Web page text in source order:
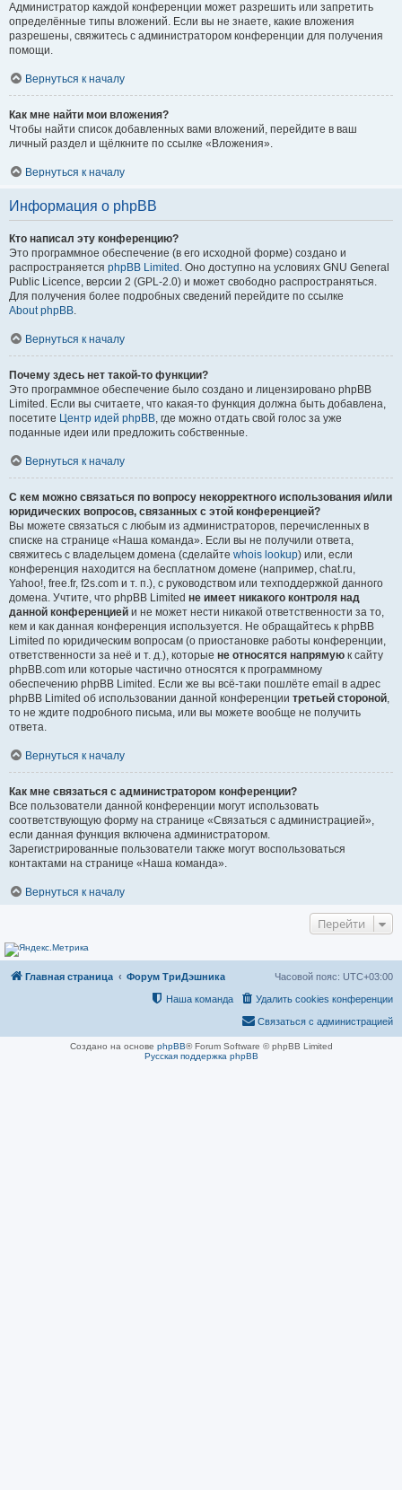
Администратор каждой конференции может разрешить или запретить
определённые типы вложений. Если вы не знаете, какие вложения
разрешены, свяжитесь с администратором конференции для получения
помощи.
Вернуться к началу
Как мне найти мои вложения?
Чтобы найти список добавленных вами вложений, перейдите в ваш
личный раздел и щёлкните по ссылке «Вложения».
Вернуться к началу
Информация о phpBB
Кто написал эту конференцию?
Это программное обеспечение (в его исходной форме) создано и
распространяется phpBB Limited . Оно доступно на условиях GNU General
Public Licence, версии 2 (GPL-2.0) и может свободно распространяться.
Для получения более подробных сведений перейдите по ссылке
About phpBB.
Вернуться к началу
Почему здесь нет такой-то функции?
Это программное обеспечение было создано и лицензировано phpBB
Limited. Если вы считаете, что какая-то функция должна быть добавлена,
посетите Центр идей phpBB, где можно отдать свой голос за уже
поданные идеи или предложить собственные.
Вернуться к началу
С кем можно связаться по вопросу некорректного использования и/или
юридических вопросов, связанных с этой конференцией?
Вы можете связаться с любым из администраторов, перечисленных в
списке на странице «Наша команда». Если вы не получили ответа,
свяжитесь с владельцем домена (сделайте whois lookup) или, если
конференция находится на бесплатном домене (например, chat.ru,
Yahoo!, free.fr, f2s.com и т. п.), с руководством или техподдержкой данного
домена. Учтите, что phpBB Limited не имеет никакого контроля над
данной конференцией и не может нести никакой ответственности за то,
кем и как данная конференция используется. Не обращайтесь к phpBB
Limited по юридическим вопросам (о приостановке работы конференции,
ответственности за неё и т. д.), которые не относятся напрямую к сайту
phpBB.com или которые частично относятся к программному
обеспечению phpBB Limited. Если же вы всё-таки пошлёте email в адрес
phpBB Limited об использовании данной конференции третьей стороной,
то не ждите подробного письма, или вы можете вообще не получить
ответа.
Вернуться к началу
Как мне связаться с администратором конференции?
Все пользователи данной конференции могут использовать
соответствующую форму на странице «Связаться с администрацией»,
если данная функция включена администратором.
Зарегистрированные пользователи также могут воспользоваться
контактами на странице «Наша команда».
Вернуться к началу
Перейти
Главная страница Форум ТриДэшника Часовой пояс: UTC+03:00
Удалить cookies конференции
Наша команда
Связаться с администрацией
Создано на основе phpBB® Forum Software © phpBB Limited
Русская поддержка phpBB